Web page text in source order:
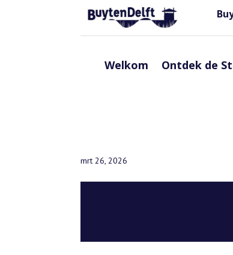
Welkom Ontdek de
mrt 26, 2026